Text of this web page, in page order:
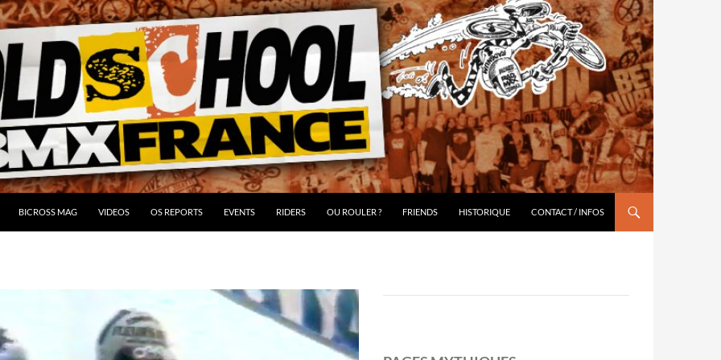
BICROSS MAG VIDEOS OS REPORTS EVENTS RIDERS OU ROULER ? FRIENDS HISTORIQUE CONTACT / INFOS